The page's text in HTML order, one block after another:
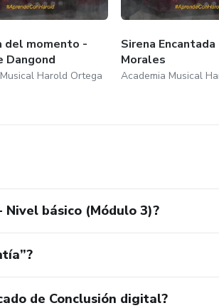
del momento -
Dangond
Harold Ortega
Sirena
Morales
Academia Musical
Nivel básico (Módulo 3)?
de Conclusión digital?